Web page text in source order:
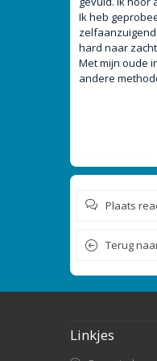
t
Ik heb
hard naar
Met mijn oude
andere
Plaats
Terug
Linkjes